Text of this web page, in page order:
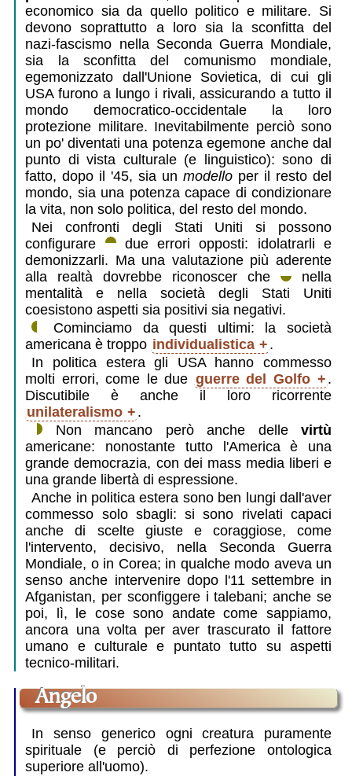
economico sia da quello politico e militare. Si
devono soprattutto a loro sia la sconfitta del
nazi-fascismo nella Seconda Guerra Mondiale,
sia la sconfitta del comunismo mondiale,
egemonizzato dall'Unione Sovietica, di cui gli
USA furono a lungo i rivali, assicurando a tutto il
mondo democratico-occidentale la loro
protezione militare. Inevitabilmente perciò sono
un po' diventati una potenza egemone anche dal
punto di vista culturale (e linguistico): sono di
fatto, dopo il '45, sia unmodello per il resto del
mondo, sia una potenza capace di condizionare
la vita, non solo politica, del resto del mondo.
Nei confronti degli Stati Uniti si possono
configurare
due errori opposti: idolatrarli e
demonizzarli. Ma una valutazione più aderente
alla realtà dovrebbe riconoscer che
nella
mentalità e nella società degli Stati Uniti
coesistono aspetti sia positivi sia negativi.
Cominciamo da questi ultimi: la società
americana è troppo individualistica
.
In politica estera gli USA hanno commesso
molti errori, come le due guerre del Golfo
.
Discutibile è anche il loro ricorrente
unilateralismo
.
Non mancano però anche delle virtù
americane: nonostante tutto l'America è una
grande democrazia, con dei mass media liberi e
una grande libertà di espressione.
Anche in politica estera sono ben lungi dall'aver
commesso solo sbagli: si sono rivelati capaci
anche di scelte giuste e coraggiose, come
l'intervento, decisivo, nella Seconda Guerra
Mondiale, o in Corea; in qualche modo aveva un
senso anche intervenire dopo l'11 settembre in
Afganistan, per sconfiggere i talebani; anche se
poi, lì, le cose sono andate come sappiamo,
ancora una volta per aver trascurato il fattore
umano e culturale e puntato tutto su aspetti
tecnico-militari.
angelo
In senso generico ogni creatura puramente
spirituale (e perciò di perfezione ontologica
superiore all'uomo).